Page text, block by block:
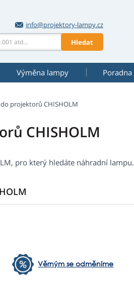
info@projektory-lampy.cz
Hledat
Výměna lampy Poradna
projektorů CHISHOLM
CHISHOLM
pro který hledáte náhradní lampu.
Věrným se odměníme